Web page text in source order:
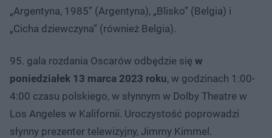
„Argentyna, 1985” (Argentyna), „Blisko” (Belgia) i
„Cicha dziewczyna” (również Belgia).
95. gala rozdania Oscarów odbędzie się w
poniedziałek 13 marca 2023 roku, w godzinach 1:00-
4:00 czasu polskiego, w słynnym w Dolby Theatre w
Los Angeles w Kalifornii. Uroczystość poprowadzi
słynny prezenter telewizyjny, Jimmy Kimmel.